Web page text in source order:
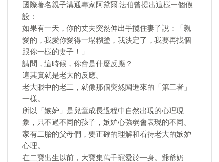
國際著名親子溝通專家阿黛爾.法伯曾提出這樣一個假
設：
如果有一天，你的丈夫突然伸出手攬住妻子說：「親
愛的，我愛你愛得一塌糊塗，我決定了，我要再找個
跟你一樣的妻子！」
請問，這時候，你會是什麼反應？
這其實就是老大的反應。
老大眼中的老二，就像那個突然闖進來的「第三者」
一樣。
所以「嫉妒」是兒童成長過程中自然出現的心理現
象，只不過不同的孩子，嫉妒心強弱會表現的不同。
家有二胎的父母們，要正確的理解和看待老大的嫉妒
心理。
在二寶出生以前，大寶集萬千寵愛於一身。爺爺奶